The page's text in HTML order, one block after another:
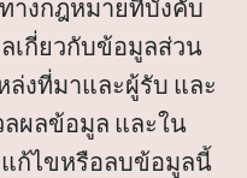
งกฎหมายที่บังคับ
เกี่ยวกับข้อมูลส่วน
งที่มาและผู้รับ และ
ผลข้อมูล และใน
ก้ไขหรือลบข้อมูลนี้